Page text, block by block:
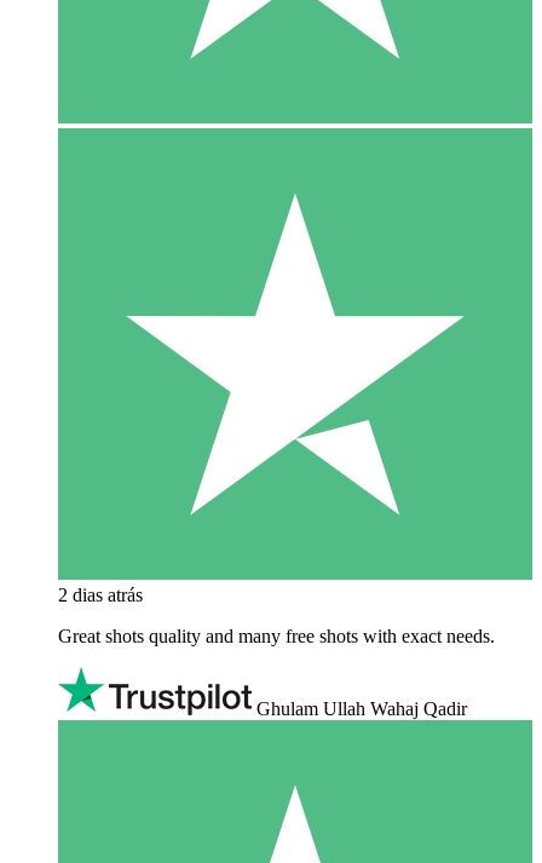
2 dias atrás
Great shots quality and many free shots with exact needs.
Ghulam Ullah Wahaj Qadir